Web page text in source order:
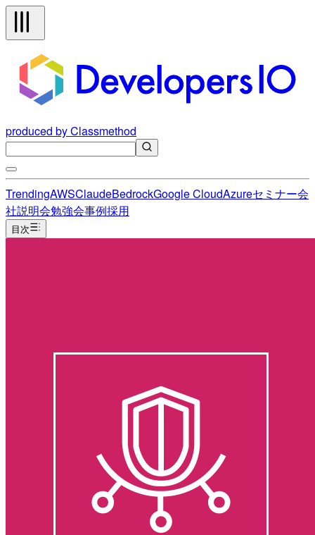
produced by Classmethod
TrendingAWSClaudeBedrockGoogle CloudAzureセミナー会
社説明会勉強会事例採用
目次